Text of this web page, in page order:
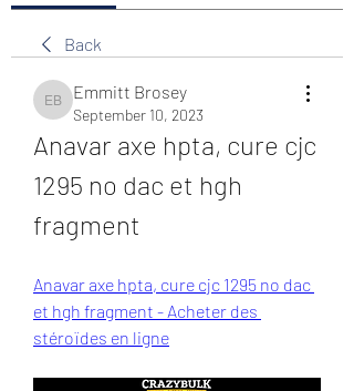
Back
Emmitt Brosey
Emmitt Brosey
September 10, 2023
Anavar axe hpta, cure cjc
1295 no dac et hgh
fragment
Anavar axe hpta, cure cjc 1295 no dac
et hgh fragment - Acheter des
stéroïdes en ligne